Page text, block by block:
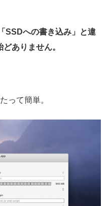
SSDへの書き込み」と違
ありません。
って簡単。